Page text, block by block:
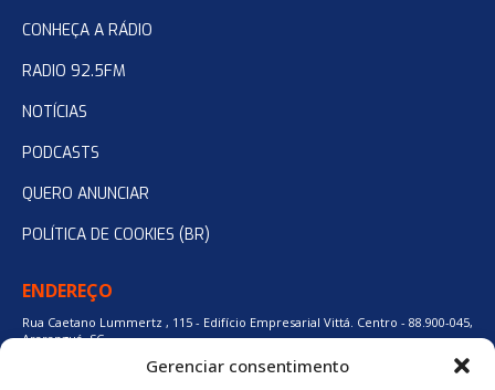
Gerenciar consentimento
CONHEÇA A RÁDIO
RADIO 92.5FM
NOTÍCIAS
PODCASTS
QUERO ANUNCIAR
POLÍTICA DE COOKIES (BR)
ENDEREÇO
Rua Caetano Lummertz , 115 - Edifício Empresarial Vittá. Centro - 88.900-045,
Araranguá, SC.